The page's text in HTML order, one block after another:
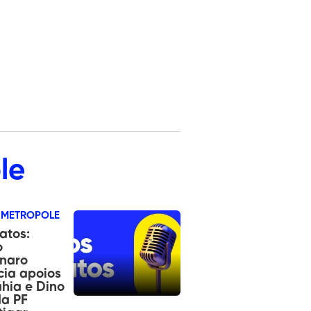
apoios
e Dino
PF